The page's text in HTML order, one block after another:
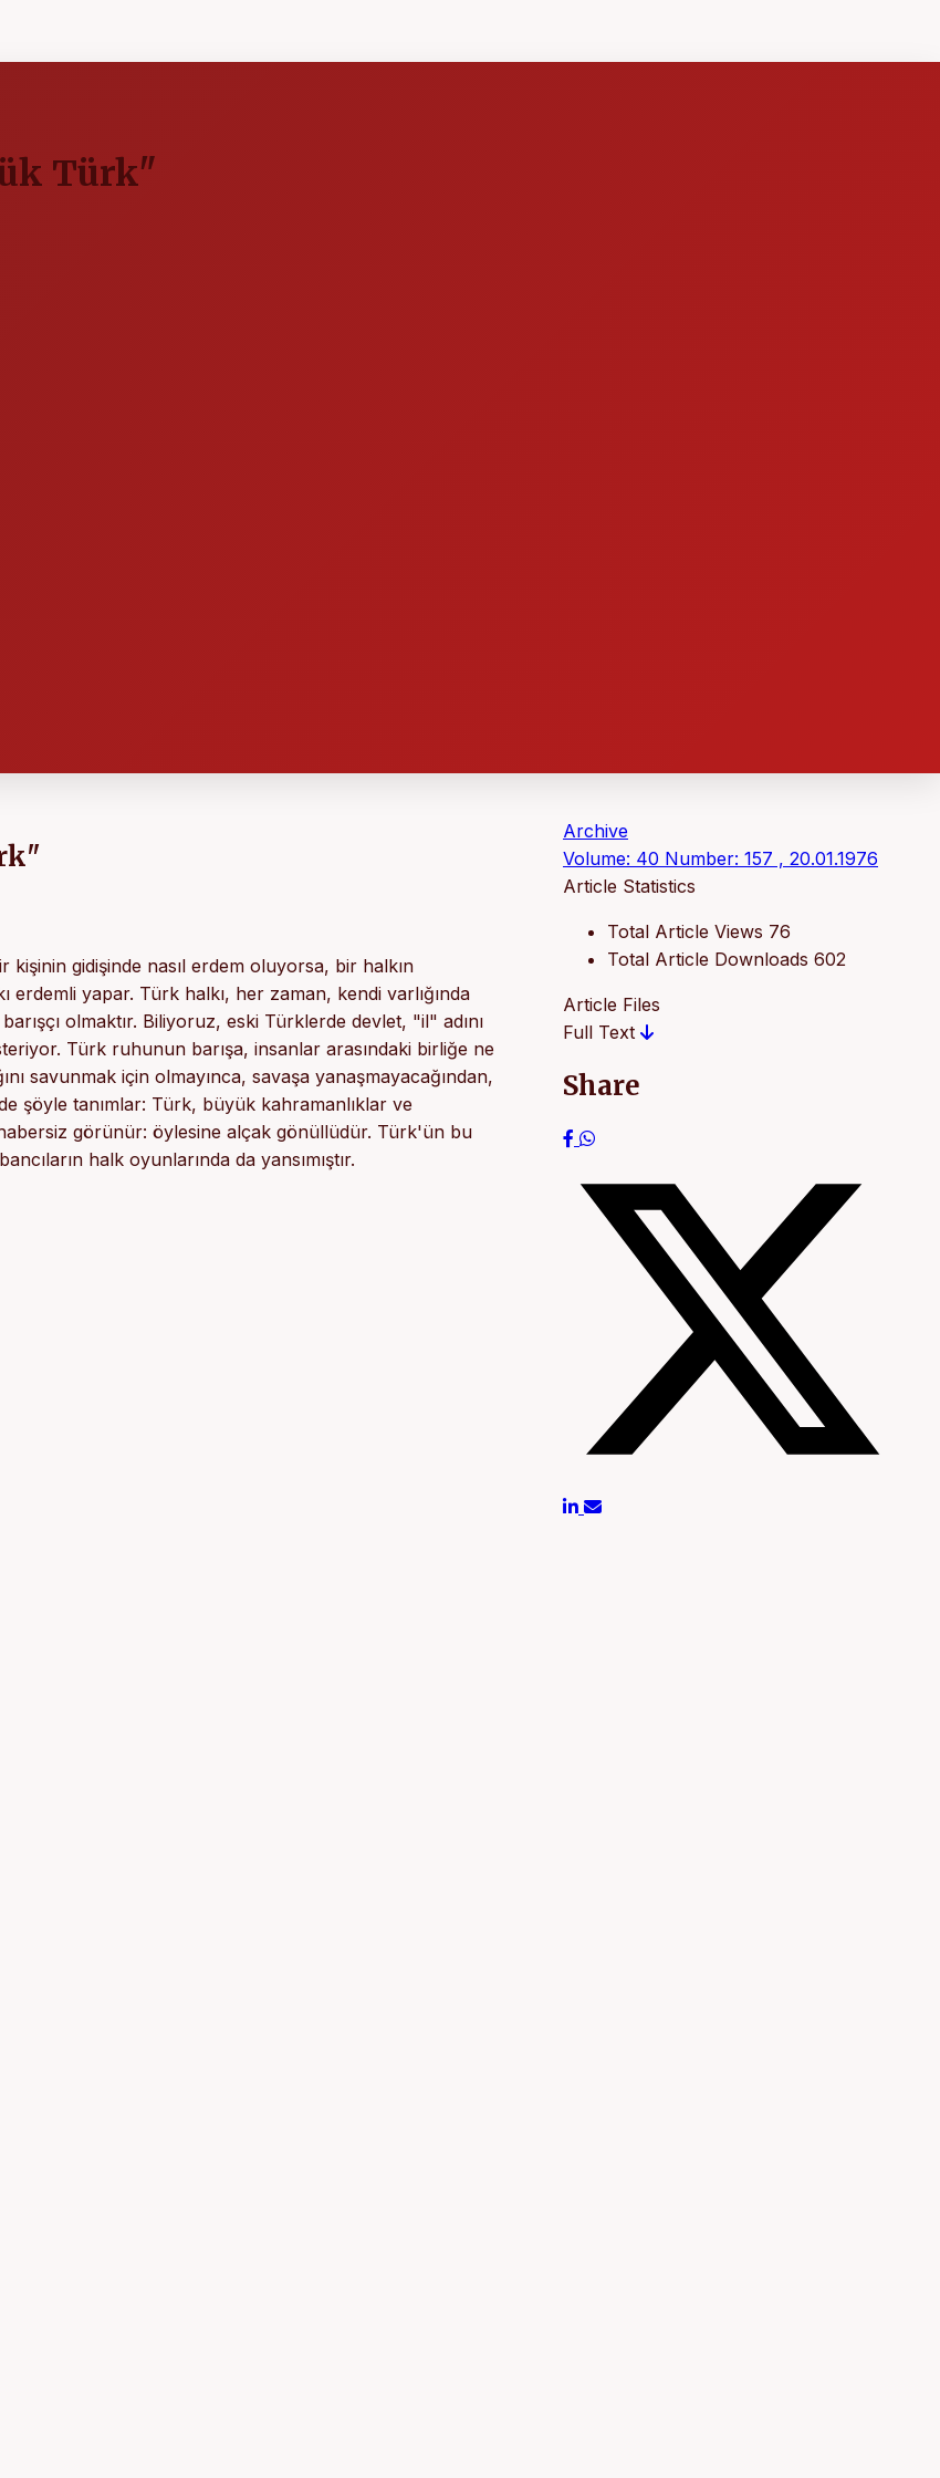
Türk"
kişinin gidişinde nasıl erdem oluyorsa, bir halkın
erdemli yapar. Türk halkı, her zaman, kendi varlığında
olmaktır. Biliyoruz, eski Türklerde devlet, "il" adını
Türk ruhunun barışa, insanlar arasındaki birliğe ne
savunmak için olmayınca, savaşa yanaşmayacağından,
şöyle tanımlar: Türk, büyük kahramanlıklar ve
görünür: öylesine alçak gönüllüdür. Türk'ün bu
halk oyunlarında da yansımıştır.
Archive
Volume: 40 Number: 157 , 20.01.1976
Article Statistics
Total Article Views 76
Total Article Downloads 602
Article Files
Full Text
Share